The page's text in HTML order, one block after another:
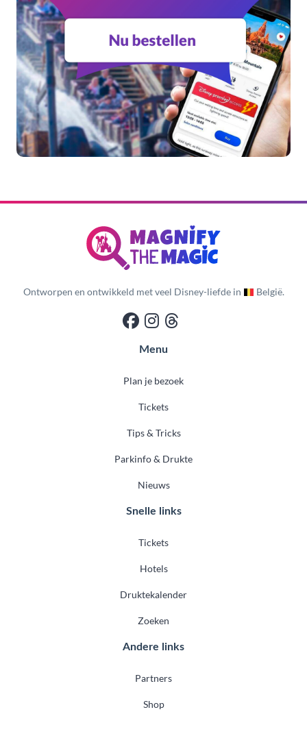
Ontworpen en ontwikkeld met veel Disney-liefde in België.
Menu
Plan je bezoek
Tickets
Tips & Tricks
Parkinfo & Drukte
Nieuws
Snelle links
Tickets
Hotels
Druktekalender
Zoeken
Andere links
Partners
Shop